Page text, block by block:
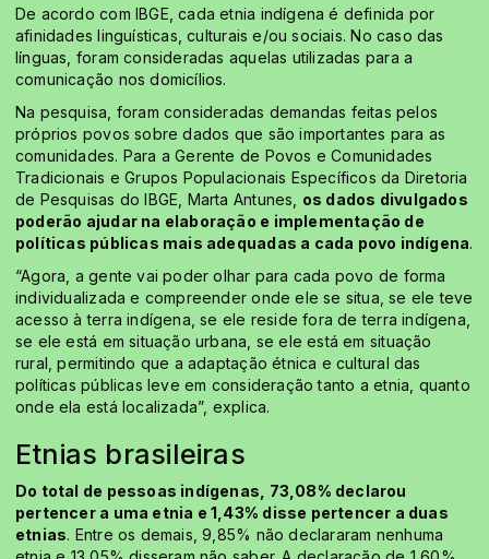
De acordo com IBGE, cada etnia indígena é definida por
afinidades linguísticas, culturais e/ou sociais. No caso das
línguas, foram consideradas aquelas utilizadas para a
comunicação nos domicílios.
Na pesquisa, foram consideradas demandas feitas pelos
próprios povos sobre dados que são importantes para as
comunidades. Para a Gerente de Povos e Comunidades
Tradicionais e Grupos Populacionais Específicos da Diretoria
de Pesquisas do IBGE, Marta Antunes, os dados divulgados
poderão ajudar na elaboração e implementação de
políticas públicas mais adequadas a cada povo indígena.
“Agora, a gente vai poder olhar para cada povo de forma
individualizada e compreender onde ele se situa, se ele teve
acesso à terra indígena, se ele reside fora de terra indígena,
se ele está em situação urbana, se ele está em situação
rural, permitindo que a adaptação étnica e cultural das
políticas públicas leve em consideração tanto a etnia, quanto
onde ela está localizada”, explica.
Etnias brasileiras
Do total de pessoas indígenas, 73,08% declarou
pertencer a uma etnia e 1,43% disse pertencer a duas
etnias. Entre os demais, 9,85% não declararam nenhuma